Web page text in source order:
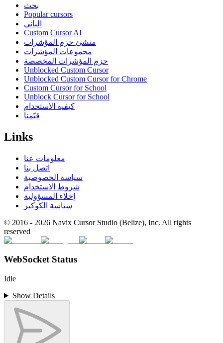
بحث
Popular cursors
الباني
Custom Cursor AI
منشئ حزم المؤشرات
مجموعات المؤشرات
حزم المؤشرات المخصصة
Unblocked Custom Cursor
Unblocked Custom Cursor for Chrome
Custom Cursor for School
Unblock Cursor for School
كيفية الاستخدام
قيّمنا
Links
معلومات عنا
اتصل بنا
سياسة الخصوصية
شروط الاستخدام
إخلاء المسؤولية
سياسة الكوكيز
© 2016 - 2026 Navix Cursor Studio (Belize), Inc. All rights
reserved
WebSocket Status
Idle
Show Details